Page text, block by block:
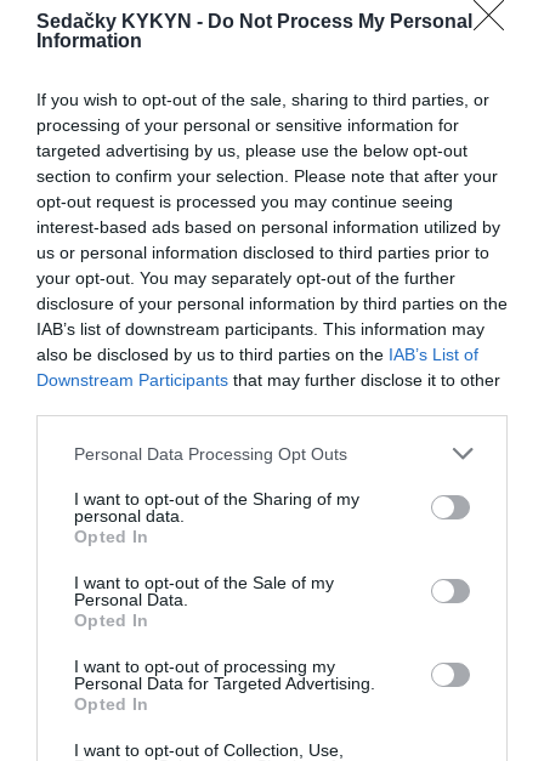
Sedačky KYKYN - Do Not Process My Personal
Information
If you wish to opt-out of the sale, sharing to third parties, or
processing of your personal or sensitive information for
targeted advertising by us, please use the below opt-out
section to confirm your selection. Please note that after your
opt-out request is processed you may continue seeing
interest-based ads based on personal information utilized by
us or personal information disclosed to third parties prior to
your opt-out. You may separately opt-out of the further
disclosure of your personal information by third parties on the
IAB’s list of downstream participants. This information may
also be disclosed by us to third parties on the IAB’s List of
Downstream Participants that may further disclose it to other
Personal Data Processing Opt Outs
I want to opt-out of the Sharing of my
personal data.
Opted In
I want to opt-out of the Sale of my
Personal Data.
Opted In
I want to opt-out of processing my
Personal Data for Targeted Advertising.
Opted In
I want to opt-out of Collection, Use,
Maui mega 2 sed
Be comfy v koži
Látková rohová sedačka
Lumber Jack s otomanom
POPIS PRODUKTU
Materiál korpus: prírodná dýha
Materiál nohy a úchyty